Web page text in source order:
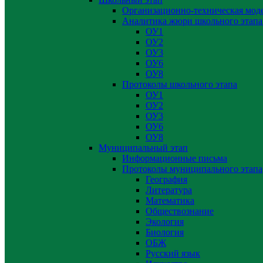
Организационно-техническая
Аналитика жюри школьного
ОУ1
ОУ2
ОУ3
ОУ6
ОУ8
Протоколы школьного этапа
ОУ1
ОУ2
ОУ3
ОУ6
ОУ8
Муниципальный этап
Информационные письма
Протоколы муниципального этапа
География
Литература
Математика
Обществознание
Экология
Биология
ОБЖ
Русский язык